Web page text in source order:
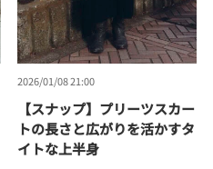
2026/01/08 21:00
【スナップ】プリーツスカー
トの長さと広がりを活かすタ
イトな上半身